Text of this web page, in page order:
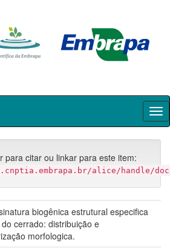
para citar ou linkar para este item:
alice/handle/
biogênica estrutural especifica
cerrado: distribuição e
morfologica.